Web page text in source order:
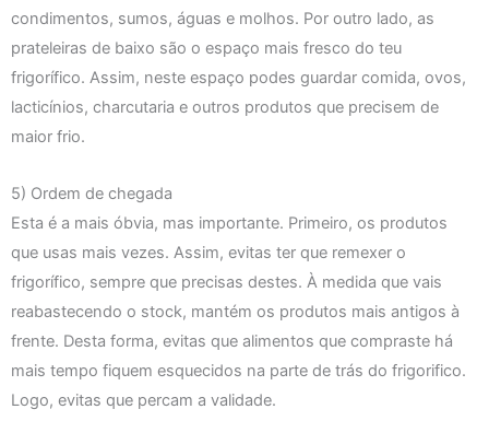
condimentos, sumos, águas e molhos. Por outro lado, as
prateleiras de baixo são o espaço mais fresco do teu
frigorífico. Assim, neste espaço podes guardar comida, ovos,
lacticínios, charcutaria e outros produtos que precisem de
maior frio.
5) Ordem de chegada
Esta é a mais óbvia, mas importante. Primeiro, os produtos
que usas mais vezes. Assim, evitas ter que remexer o
frigorífico, sempre que precisas destes. À medida que vais
reabastecendo o stock, mantém os produtos mais antigos à
frente. Desta forma, evitas que alimentos que compraste há
mais tempo fiquem esquecidos na parte de trás do frigorifico.
Logo, evitas que percam a validade.